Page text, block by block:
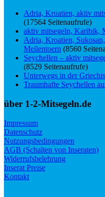
Adria, Kroatien, aktiv
(17564 Seitenaufrufe)
aktiv mitsegeln, Karibik,
Adria, Kroatien,
Meilentoern (8560
Seychellen – aktiv
(8529 Seitenaufrufe)
Unterwegs in der
Traumhafte Seychellen
über 1-2-Mitsegeln.de
Impressum
Datenschutz
Nutzungsbedingungen
AGB (Schalten von Inseraten)
Widerrufsbelehrung
Inserat Preise
Kontakt